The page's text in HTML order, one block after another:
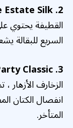
2. Sunshine Estate Silk:
القطيفةيحتوي
السريع للبقالة
3. Garden Party Classic:
الزخارف الأزهار ،
انفصال الكتان
المتأخر.